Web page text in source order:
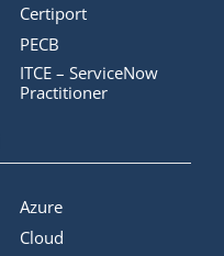
Certiport
PECB
ITCE – ServiceNow
Practitioner
Azure
Cloud